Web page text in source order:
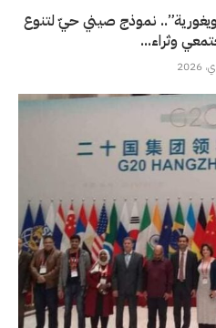
نموذج صيني حيّ لتنوع
وثراء...